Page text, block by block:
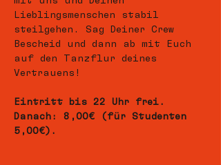
Lieblingsmenschen stabil
steilgehen. Sag Deiner Crew
Bescheid und dann ab mit Euch
auf den Tanzflur deines
Vertrauens!
Eintritt bis 22 Uhr frei.
Danach: 8,00€ (für Studenten
5,00€).